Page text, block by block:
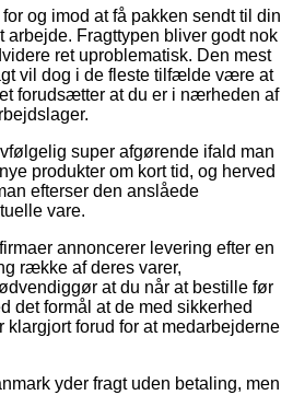
og imod at få pakken sendt til din
arbejde. Fragttypen bliver godt nok
ret uproblematisk. Den mest
vil dog i de fleste tilfælde være at
forudsætter at du er i nærheden af
super afgørende ifald man
produkter om kort tid, og herved
efterser den anslåede
vare.
annoncerer levering efter en
række af deres varer,
at du når at bestille før
det formål at de med sikkerhed
klargjort forud for at medarbejderne
yder fragt uden betaling, men